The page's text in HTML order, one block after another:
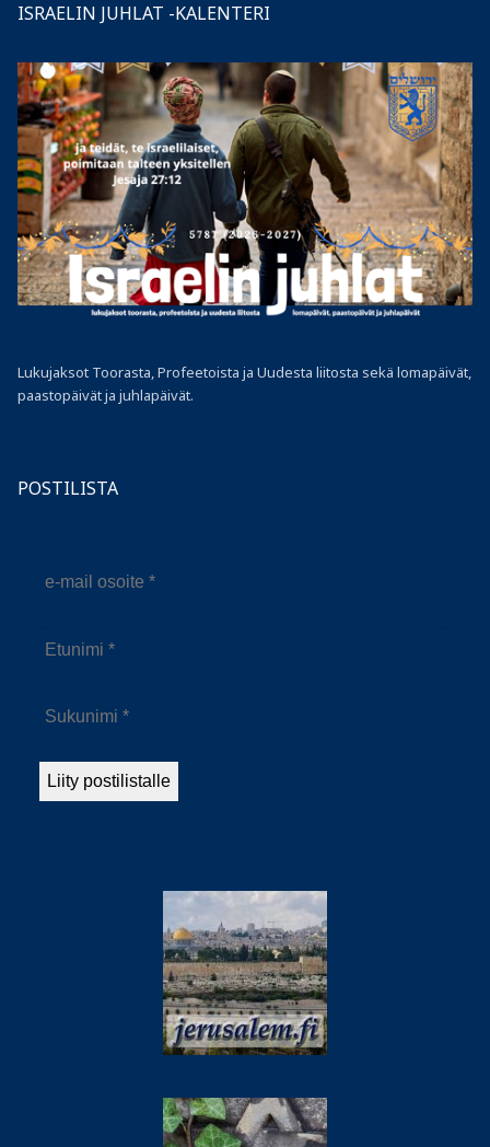
ISRAELIN JUHLAT -KALENTERI
Lukujaksot Toorasta, Profeetoista ja Uudesta liitosta sekä lomapäivät,
paastopäivät ja juhlapäivät.
POSTILISTA